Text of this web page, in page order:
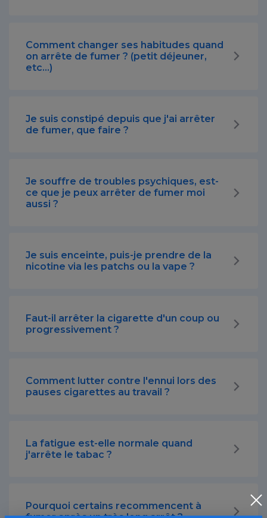
Comment changer ses habitudes quand
on arrête de fumer ? (petit déjeuner,
etc...)
Je suis constipé depuis que j'ai arrêter
de fumer, que faire ?
Je souffre de troubles psychiques, est-
ce que je peux arrêter de fumer moi
aussi ?
Je suis enceinte, puis-je prendre de la
nicotine via les patchs ou la vape ?
Faut-il arrêter la cigarette d'un coup ou
progressivement ?
Comment lutter contre l'ennui lors des
pauses cigarettes au travail ?
La fatigue est-elle normale quand
j'arrête le tabac ?
Pourquoi certains recommencent à